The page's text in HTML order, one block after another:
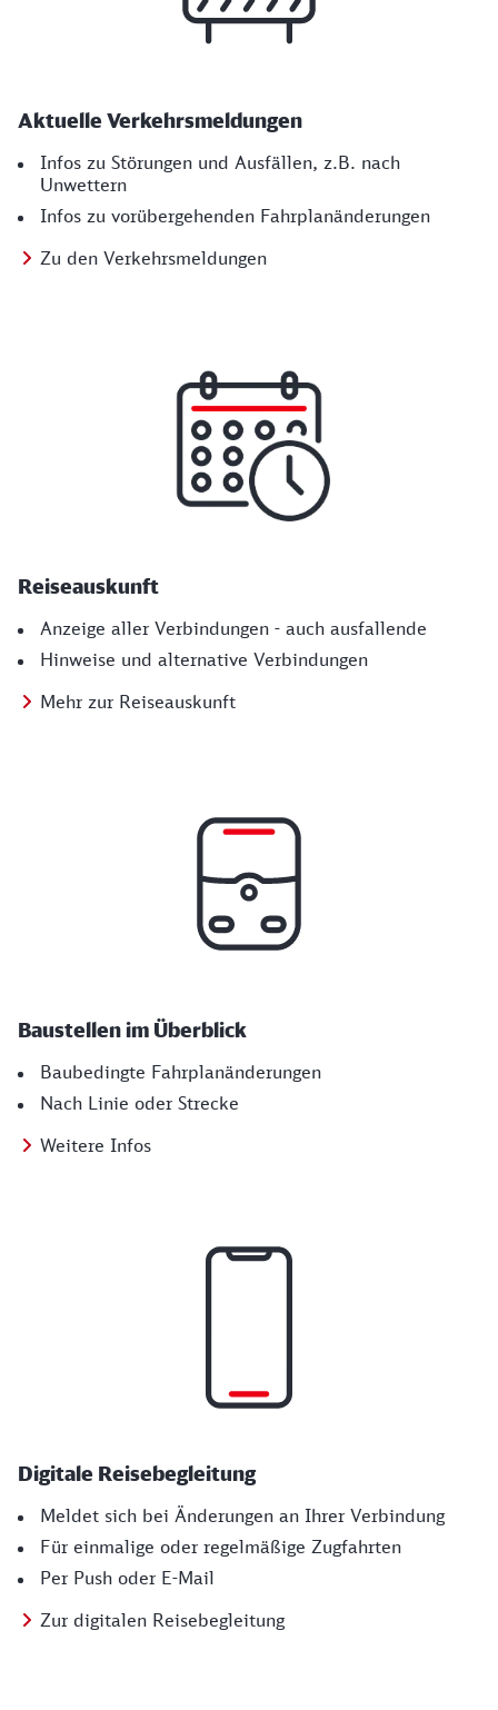
Aktuelle Verkehrs­meldungen
Infos zu Störungen und Ausfällen, z.B. nach
Unwettern
Infos zu vorübergehenden Fahrplanänderungen
Zu den Verkehrsmeldungen
Reiseauskunft
Anzeige aller Verbindungen - auch ausfallende
Hinweise und alternative Verbindungen
Mehr zur Reiseauskunft
Baustellen im Überblick
Baubedingte Fahrplanänderungen
Nach Linie oder Strecke
Weitere Infos
Digitale Reisebegleitung
Meldet sich bei Änderungen an Ihrer Verbindung
Für einmalige oder regelmäßige Zugfahrten
Per Push oder E-Mail
Zur digitalen Reisebegleitung